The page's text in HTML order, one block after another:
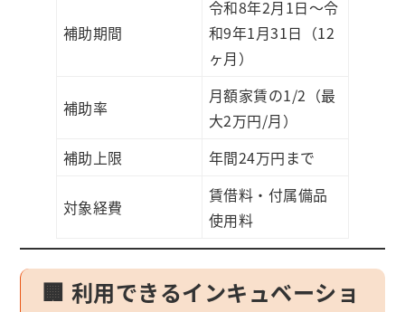
補助期間
令和8年2月1日～令
和9年1月31日（12
ヶ月）
補助率
月額家賃の1/2（最
大2万円/月）
補助上限
年間24万円まで
対象経費
賃借料・付属備品
使用料
🏢 利用できるインキュベーショ